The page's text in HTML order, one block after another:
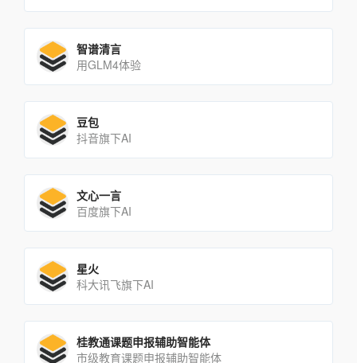
智谱清言
用GLM4体验
豆包
抖音旗下AI
文心一言
百度旗下AI
星火
科大讯飞旗下AI
桂教通课题申报辅助智能体
市级教育课题申报辅助智能体